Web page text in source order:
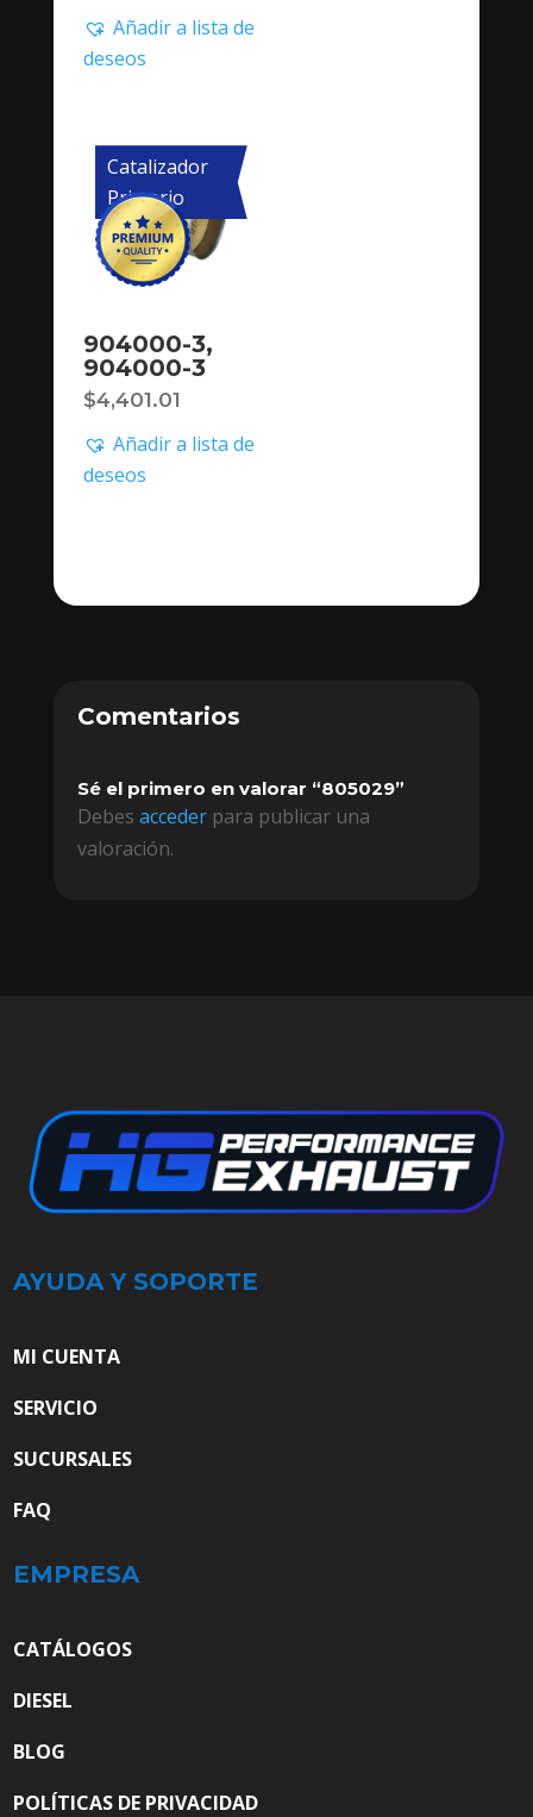
Añadir a lista de
deseos
Catalizador
Primario
904000-3,
904000-3
$4,401.01
Añadir a lista de
deseos
Comentarios
Sé el primero en valorar “805029”
Debes accederpara publicar una
valoración.
AYUDA Y SOPORTE
MI CUENTA
SERVICIO
SUCURSALES
FAQ
EMPRESA
CATÁLOGOS
DIESEL
BLOG
POLÍTICAS DE PRIVACIDAD